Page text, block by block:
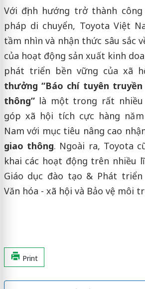
Với định hướng trở thành
pháp di chuyển, Toyota Việt
tầm nhìn và nhận thức sâu sắc
của hoạt động sản xuất kinh
phát triển bền vững của xã
thưởng “Báo chí tuyên
thông” là một trong rất
góp xã hội tích cực hàng
Nam với mục tiêu nâng cao
giao thông. Ngoài ra, Toyota
khai các hoạt động trên nhiều
Giáo dục đào tạo & Phát
Văn hóa - xã hội và Bảo vệ môi
Print